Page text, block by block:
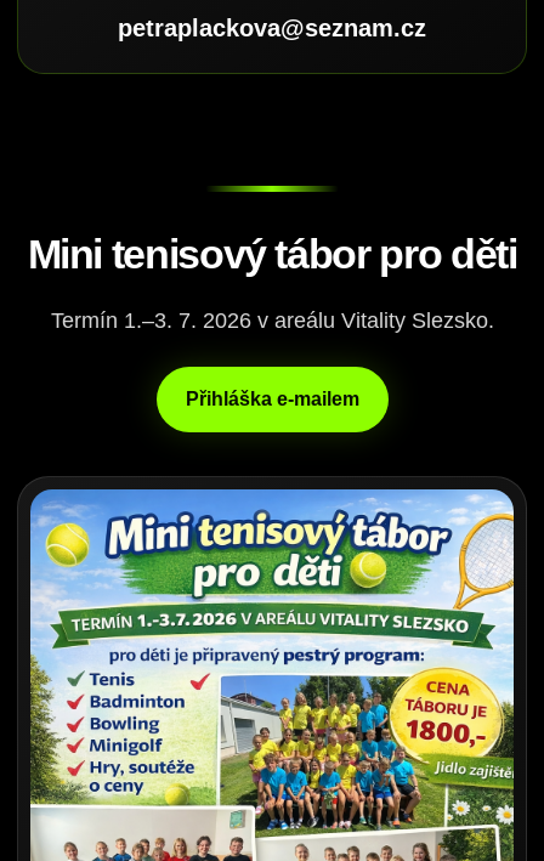
petraplackova@seznam.cz
Mini tenisový tábor pro děti
Termín 1.–3. 7. 2026 v areálu Vitality Slezsko.
Přihláška e-mailem